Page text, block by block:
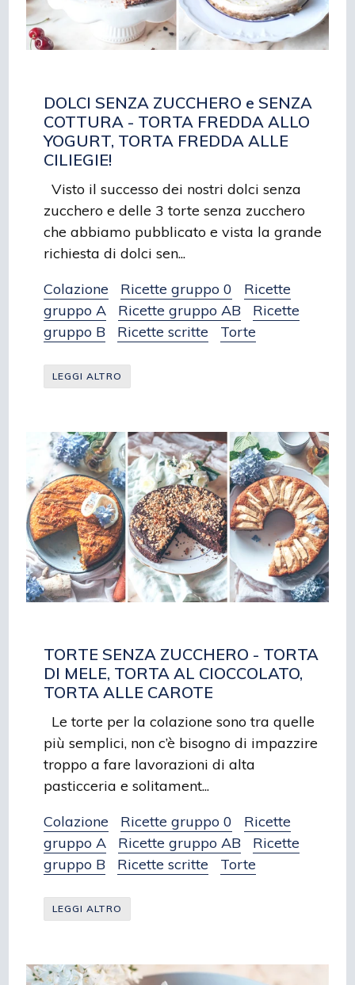
DOLCI SENZA ZUCCHERO e SENZA
COTTURA - TORTA FREDDA ALLO
YOGURT, TORTA FREDDA ALLE
CILIEGIE!
Visto il successo dei nostri dolci senza
zucchero e delle 3 torte senza zucchero
che abbiamo pubblicato e vista la grande
richiesta di dolci sen...
Colazione
Ricette gruppo 0
Ricette
gruppo A
Ricette gruppo AB
Ricette
gruppo B
Ricette scritte Torte
LEGGI ALTRO
TORTE SENZA ZUCCHERO - TORTA
DI MELE, TORTA AL CIOCCOLATO,
TORTA ALLE CAROTE
Le torte per la colazione sono tra quelle
più semplici, non c’è bisogno di impazzire
troppo a fare lavorazioni di alta
pasticceria e solitament...
Colazione
Ricette gruppo 0
Ricette
gruppo A
Ricette gruppo AB
Ricette
gruppo B
Ricette scritte Torte
LEGGI ALTRO